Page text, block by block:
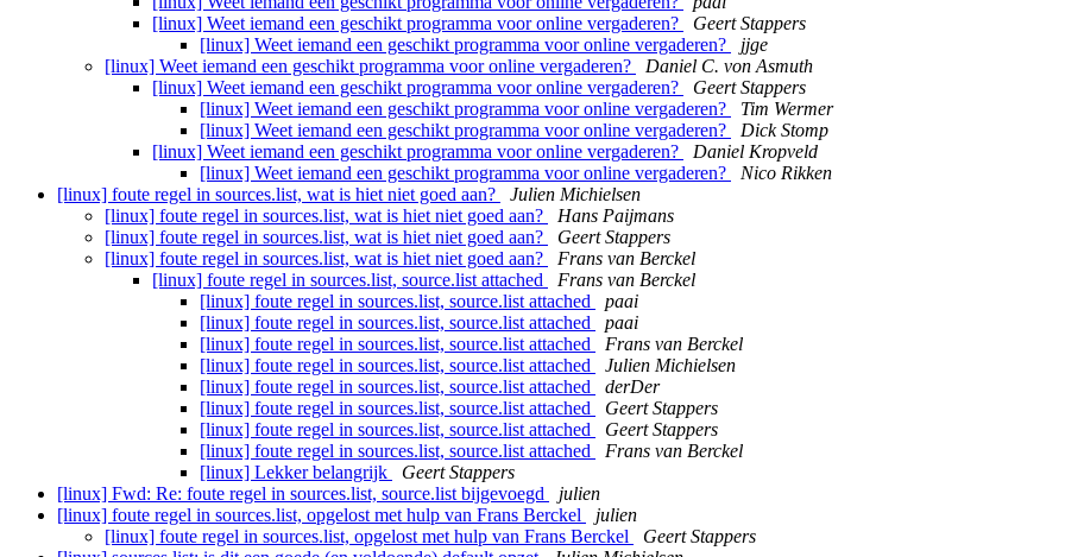
[linux] Weet iemand een geschikt programma voor online vergaderen?
Geert Stappers
[linux] Weet iemand een geschikt programma voor online vergaderen?
jjge
[linux] Weet iemand een geschikt programma voor online vergaderen?
Daniel C. von Asmuth
[linux] Weet iemand een geschikt programma voor online vergaderen?
Geert Stappers
[linux] Weet iemand een geschikt programma voor online vergaderen?
Tim Wermer
[linux] Weet iemand een geschikt programma voor online vergaderen?
Dick Stomp
[linux] Weet iemand een geschikt programma voor online vergaderen?
Daniel Kropveld
[linux] Weet iemand een geschikt programma voor online vergaderen?
Nico Rikken
[linux] foute regel in sources.list, wat is hiet niet goed aan?
Julien Michielsen
[linux] foute regel in sources.list, wat is hiet niet goed aan?
Hans Paijmans
[linux] foute regel in sources.list, wat is hiet niet goed aan?
Geert Stappers
[linux] foute regel in sources.list, wat is hiet niet goed aan?
Frans van Berckel
[linux] foute regel in sources.list, source.list attached
Frans van Berckel
[linux] foute regel in sources.list, source.list attached
paai
[linux] foute regel in sources.list, source.list attached
paai
[linux] foute regel in sources.list, source.list attached
Frans van Berckel
[linux] foute regel in sources.list, source.list attached
Julien Michielsen
[linux] foute regel in sources.list, source.list attached
derDer
[linux] foute regel in sources.list, source.list attached
Geert Stappers
[linux] foute regel in sources.list, source.list attached
Geert Stappers
[linux] foute regel in sources.list, source.list attached
Frans van Berckel
[linux] Lekker belangrijk
Geert Stappers
[linux] Fwd: Re: foute regel in sources.list, source.list bijgevoegd
julien
[linux] foute regel in sources.list, opgelost met hulp van Frans Berckel
julien
[linux] foute regel in sources.list, opgelost met hulp van Frans Berckel
Geert Stappers